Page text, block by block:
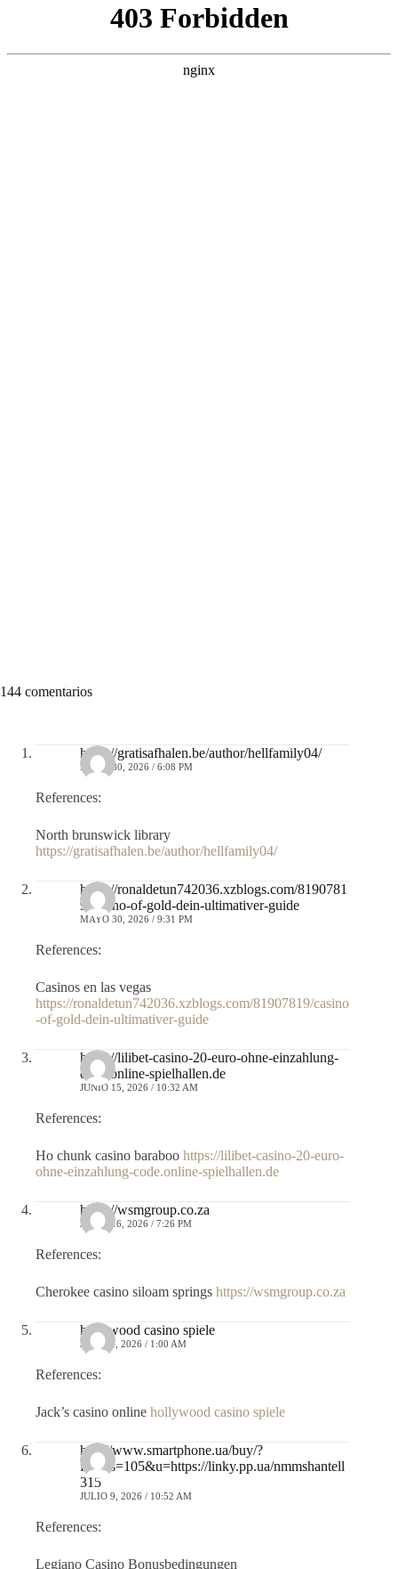
144 comentarios
https://gratisafhalen.be/author/hellfamily04/
MAYO 30, 2026 / 6:08 PM
References:
North brunswick library
https://gratisafhalen.be/author/hellfamily04/
https://ronaldetun742036.xzblogs.com/8190781
9/casino-of-gold-dein-ultimativer-guide
MAYO 30, 2026 / 9:31 PM
References:
Casinos en las vegas
https://ronaldetun742036.xzblogs.com/81907819/casino
-of-gold-dein-ultimativer-guide
https://lilibet-casino-20-euro-ohne-einzahlung-
code.online-spielhallen.de
JUNIO 15, 2026 / 10:32 AM
References:
Ho chunk casino baraboo https://lilibet-casino-20-euro-
ohne-einzahlung-code.online-spielhallen.de
https://wsmgroup.co.za
JUNIO 16, 2026 / 7:26 PM
References:
Cherokee casino siloam springs https://wsmgroup.co.za
hollywood casino spiele
JULIO 4, 2026 / 1:00 AM
References:
Jack’s casino online hollywood casino spiele
http://www.smartphone.ua/buy/?
f=1&s=105&u=https://linky.pp.ua/nmmshantell
315
JULIO 9, 2026 / 10:52 AM
References:
Legiano Casino Bonusbedingungen